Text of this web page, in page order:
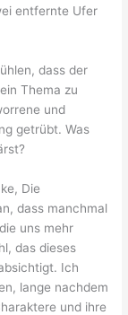
entfernte Ufer
dass der
Thema zu
und
getrübt. Was
Die
dass manchmal
uns mehr
das dieses
Ich
lange nachdem
und ihre